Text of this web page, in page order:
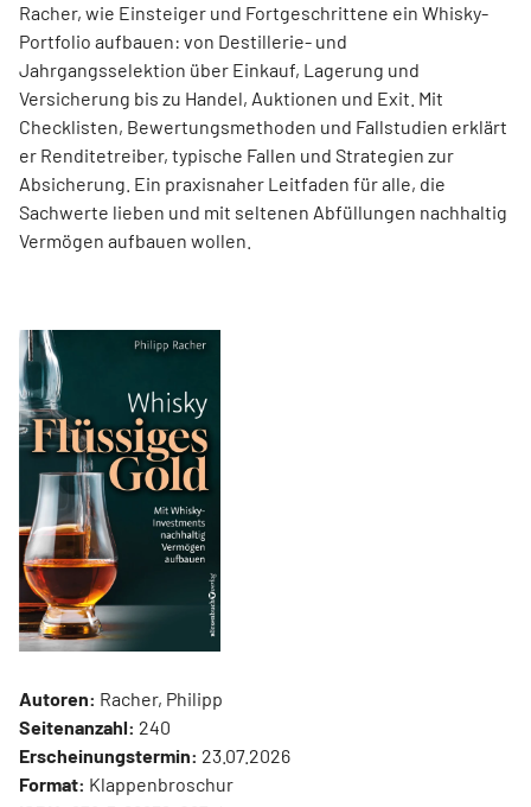
Racher, wie Einsteiger und Fortgeschrittene ein Whisky-
Portfolio aufbauen: von Destillerie- und
Jahrgangsselektion über Einkauf, Lagerung und
Versicherung bis zu Handel, Auktionen und Exit. Mit
Checklisten, Bewertungsmethoden und Fallstudien erklärt
er Renditetreiber, typische Fallen und Strategien zur
Absicherung. Ein praxisnaher Leitfaden für alle, die
Sachwerte lieben und mit seltenen Abfüllungen nachhaltig
Vermögen aufbauen wollen.
Autoren: Racher, Philipp
Seitenanzahl: 240
Erscheinungstermin: 23.07.2026
Format: Klappenbroschur